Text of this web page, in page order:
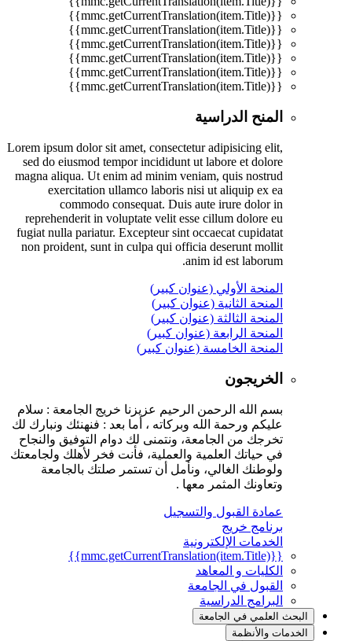
{{mmc.getCurrentTranslation(item.Title)}}
{{mmc.getCurrentTranslation(item.Title)}}
{{mmc.getCurrentTranslation(item.Title)}}
{{mmc.getCurrentTranslation(item.Title)}}
{{mmc.getCurrentTranslation(item.Title)}}
{{mmc.getCurrentTranslation(item.Title)}}
المنح الدراسية
Lorem ipsum dolor sit amet, consectetur adipisicing elit,
sed do eiusmod tempor incididunt ut labore et dolore
magna aliqua. Ut enim ad minim veniam, quis nostrud
exercitation ullamco laboris nisi ut aliquip ex ea
commodo consequat. Duis aute irure dolor in
reprehenderit in voluptate velit esse cillum dolore eu
fugiat nulla pariatur. Excepteur sint occaecat cupidatat
non proident, sunt in culpa qui officia deserunt mollit
anim id est laborum.
المنحة الأولي (عنوان كبير)
المنحة الثانية (عنوان كبير)
المنحة الثالثة (عنوان كبير)
المنحة الرابعة (عنوان كبير)
المنحة الخامسة (عنوان كبير)
الخريجون
بسم الله الرحمن الرحيم عزيزنا خريج الجامعة : سلام
عليكم ورحمة الله وبركاته ، أما بعد : فنهنئك ونبارك لك
تخرجك من الجامعة، ونتمنى لك دوام التوفيق والنجاح
في حياتك العلمية والعملية، فأنت فخر لأهلك ولجامعتك
ولوطنك الغالي، ونأمل أن تستمر صلتك بالجامعة
وتعاونك المثمر معها .
عمادة القبول والتسجيل
برنامج خريج
الخدمات الإلكترونية
{{mmc.getCurrentTranslation(item.Title)}}
الكليات و المعاهد
القبول في الجامعة
البرامج الدراسية
البحث العلمي في الجامعة
الخدمات والأنظمة